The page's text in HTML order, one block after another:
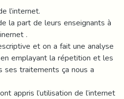
l’internet.
la part de leurs enseignants à
.
et on a fait une analyse
emplayant la répetition et les
traitements ça nous a
appris l’utilisation de l’internet